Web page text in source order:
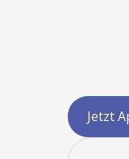
Jetzt